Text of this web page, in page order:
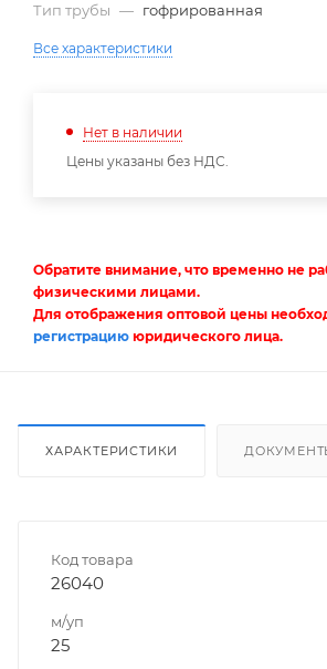
Тип трубы — гофрированная
Все характеристики
Нет в наличии
Цены указаны без НДС.
Обратите внимание, что временно не
физическими лицами.
Для отображения оптовой цены
регистрацию юридического лица.
ХАРАКТЕРИСТИКИ
Код товара
26040
м/уп
25